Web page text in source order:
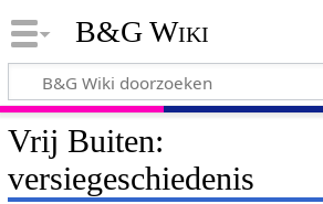
B&G Wiki
Vrij Buiten:
versiegeschiedenis